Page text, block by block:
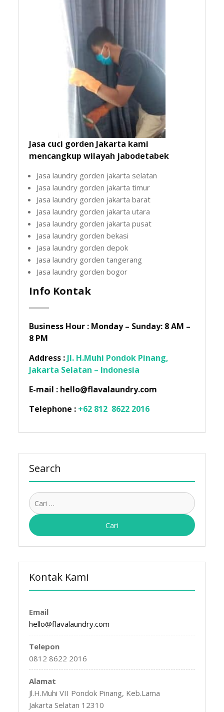
Jasa cuci gorden Jakarta kami
mencangkup wilayah jabodetabek
Jasa laundry gorden jakarta selatan
Jasa laundry gorden jakarta timur
Jasa laundry gorden jakarta barat
Jasa laundry gorden jakarta utara
Jasa laundry gorden jakarta pusat
Jasa laundry gorden bekasi
Jasa laundry gorden depok
Jasa laundry gorden tangerang
Jasa laundry gorden bogor
Info Kontak
Business Hour : Monday – Sunday: 8 AM –
8 PM
Address : Jl. H.Muhi Pondok Pinang,
Jakarta Selatan – Indonesia
E-mail : hello@flavalaundry.com
Telephone : +62 812 8622 2016
Search
Cari
untuk:
Kontak Kami
Email
hello@flavalaundry.com
Telepon
0812 8622 2016
Alamat
Jl.H.Muhi VII Pondok Pinang, Keb.Lama
Jakarta Selatan 12310